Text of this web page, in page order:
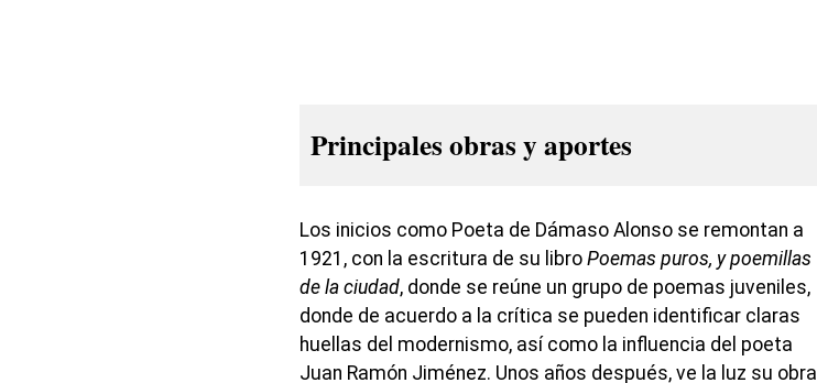
Principales obras y aportes
Los inicios como Poeta de Dámaso Alonso se remontan a
1921, con la escritura de su libro Poemas puros, y poemillas
de la ciudad, donde se reúne un grupo de poemas juveniles,
donde de acuerdo a la crítica se pueden identificar claras
huellas del modernismo, así como la influencia del poeta
Juan Ramón Jiménez. Unos años después, ve la luz su obra